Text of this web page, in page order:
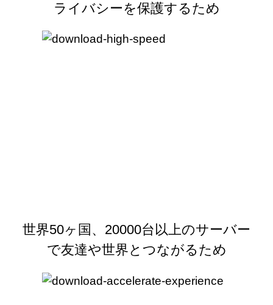
ライバシーを保護するため
世界50ヶ国、20000台以上のサーバー
で友達や世界とつながるため